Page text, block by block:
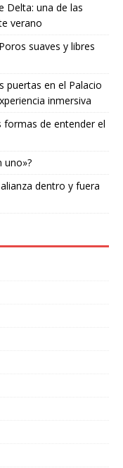
Delta: una de las
verano
suaves y libres
puertas en el Palacio
inmersiva
formas de entender el
uno»?
dentro y fuera